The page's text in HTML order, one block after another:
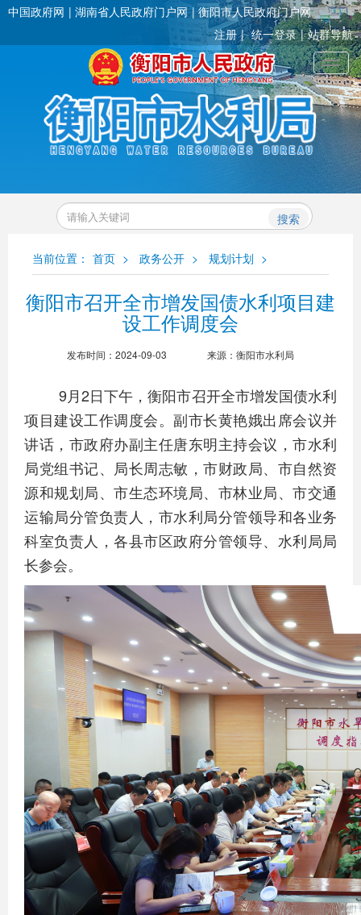
中国政府网 湖南省人民政府门户网
衡阳市人民政府门户网
注册
统一登录 站群导航
搜索
当前位置： 首页 > 政务公开 > 规划计划 >
衡阳市召开全市增发国债水利项目建
设工作调度会
发布时间：2024-09-03 来源：衡阳市水利局
9月2日下午，衡阳市召开全市增发国债水利
项目建设工作调度会。副市长黄艳娥出席会议并
讲话，市政府办副主任唐东明主持会议，市水利
局党组书记、局长周志敏，市财政局、市自然资
源和规划局、市生态环境局、市林业局、市交通
运输局分管负责人，市水利局分管领导和各业务
科室负责人，各县市区政府分管领导、水利局局
长参会。